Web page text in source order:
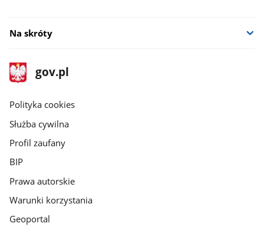
Na skróty
stopka
gov.pl
Strona
gov.pl
gov.pl
Polityka cookies
Służba cywilna
Profil zaufany
BIP
Prawa autorskie
Warunki korzystania
Geoportal